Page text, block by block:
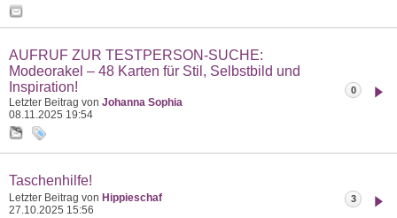
AUFRUF ZUR TESTPERSON-SUCHE:
Modeorakel – 48 Karten für Stil, Selbstbild und
Inspiration!
Letzter Beitrag von Johanna Sophia
08.11.2025 19:54
0
Taschenhilfe!
Letzter Beitrag von Hippieschaf
27.10.2025 15:56
3